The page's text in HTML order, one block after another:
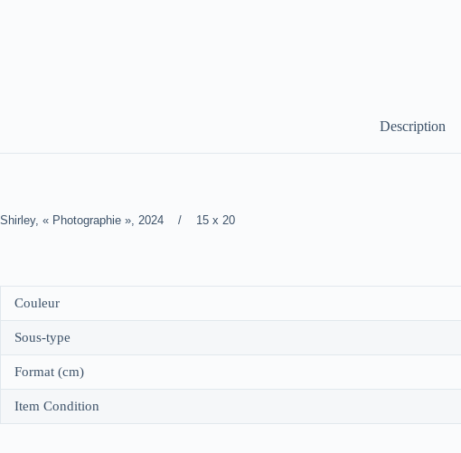
Description
Shirley, « Photographie », 2024 / 15 x 20
Couleur
Sous-type
Format (cm)
Item Condition